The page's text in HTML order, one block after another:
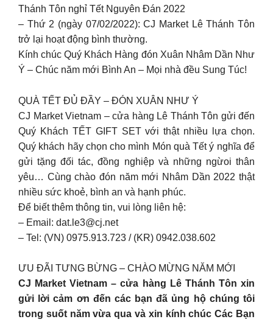
Thánh Tôn nghỉ Tết Nguyên Đán 2022
– Thứ 2 (ngày 07/02/2022): CJ Market Lê Thánh Tôn
trở lại hoạt động bình thường.
Kính chúc Quý Khách Hàng đón Xuân Nhâm Dần Như
Ý – Chúc năm mới Bình An – Mọi nhà đều Sung Túc!
QUÀ TẾT ĐỦ ĐẦY – ĐÓN XUÂN NHƯ Ý
CJ Market Vietnam – cửa hàng Lê Thánh Tôn gửi đến
Quý Khách TẾT GIFT SET với thật nhiều lựa chọn.
Quý khách hãy chọn cho mình Món quà Tết ý nghĩa để
gửi tặng đối tác, đồng nghiệp và những ngừoi thân
yêu… Cùng chào đón năm mới Nhâm Dần 2022 thật
nhiều sức khoẻ, bình an và hạnh phúc.
Để biết thêm thông tin, vui lòng liên hệ:
– Email: dat.le3@cj.net
– Tel: (VN) 0975.913.723 / (KR) 0942.038.602
ƯU ĐÃI TƯNG BỪNG – CHÀO MỪNG NĂM MỚI
CJ Market Vietnam – cửa hàng Lê Thánh Tôn xin
gửi lời cảm ơn đến các bạn đã ủng hộ chúng tôi
trong suốt năm vừa qua và xin kính chúc Các Bạn